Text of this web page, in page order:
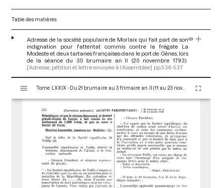
Table des matières
Adresse de la société populaire de Morlaix qui fait part de son
indignation pour l'attentat commis contre la frégate La
Modeste et deux tartanes françaises dans le port de Gênes, lors
de la séance du 30 brumaire an II (20 novembre 1793)
[Adresse, pétition et lettre envoyée à l’Assemblée] pp.536-537
s
Tome LXXIX - Du 21 brumaire au 3 frimaire an II (11 au 23 novembre 1793)